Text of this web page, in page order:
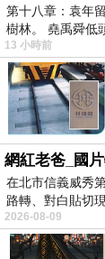
讓您輕鬆
清爽不油
第十八章：袁年
樹林。 堯禹舜低
13 小時前
網紅老爸_國
在北市信義威秀
路轉、對白貼切
糊、
2026-08-09